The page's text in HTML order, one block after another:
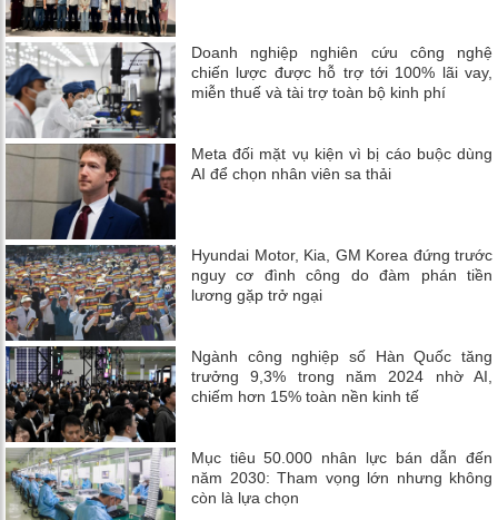
Doanh nghiệp nghiên cứu công nghệ
chiến lược được hỗ trợ tới 100% lãi vay,
miễn thuế và tài trợ toàn bộ kinh phí
Meta đối mặt vụ kiện vì bị cáo buộc dùng
AI để chọn nhân viên sa thải
Hyundai Motor, Kia, GM Korea đứng trước
nguy cơ đình công do đàm phán tiền
lương gặp trở ngại
Ngành công nghiệp số Hàn Quốc tăng
trưởng 9,3% trong năm 2024 nhờ AI,
chiếm hơn 15% toàn nền kinh tế
Mục tiêu 50.000 nhân lực bán dẫn đến
năm 2030: Tham vọng lớn nhưng không
còn là lựa chọn